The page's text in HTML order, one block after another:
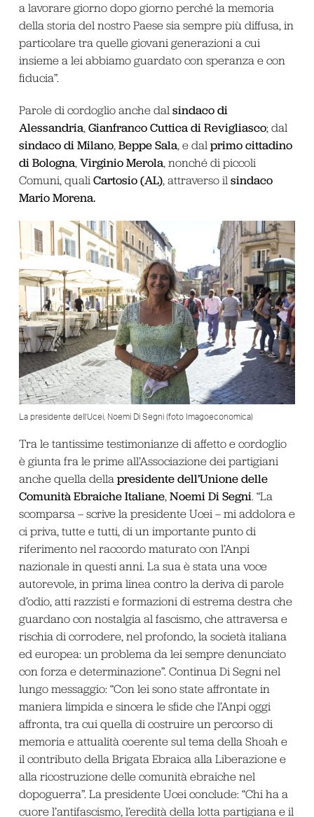
a lavorare giorno dopo giorno perché la memoria
della storia del nostro Paese sia sempre più diffusa, in
particolare tra quelle giovani generazioni a cui
insieme a lei abbiamo guardato con speranza e con
fiducia”.
Parole di cordoglio anche dal sindaco di
Alessandria, Gianfranco Cuttica di Revigliasco; dal
sindaco di Milano,Beppe Sala, e dal primo cittadino
di Bologna,Virginio Merola, nonché di piccoli
Comuni, quali Cartosio (AL), attraverso il sindaco
Mario Morena.
La presidente dell’Ucei, Noemi Di Segni (foto Imagoeconomica)
Tra le tantissime testimonianze di affetto e cordoglio
è giunta fra le prime all’Associazione dei partigiani
anche quella della presidente dell’Unione delle
Comunità Ebraiche Italiane,Noemi Di Segni. “La
scomparsa – scrive la presidente Ucei – mi addolora e
ci priva, tutte e tutti, di un importante punto di
riferimento nel raccordo maturato con l’Anpi
nazionale in questi anni. La sua è stata una voce
autorevole, in prima linea contro la deriva di parole
d’odio, atti razzisti e formazioni di estrema destra che
guardano con nostalgia al fascismo, che attraversa e
rischia di corrodere, nel profondo, la società italiana
ed europea: un problema da lei sempre denunciato
con forza e determinazione”. Continua Di Segni nel
lungo messaggio: “Con lei sono state affrontate in
maniera limpida e sincera le sfide che l’Anpi oggi
affronta, tra cui quella di costruire un percorso di
memoria e attualità coerente sul tema della Shoah e
il contributo della Brigata Ebraica alla Liberazione e
alla ricostruzione delle comunità ebraiche nel
dopoguerra”. La presidente Ucei conclude: “Chi ha a
cuore l’antifascismo, l’eredità della lotta partigiana e il